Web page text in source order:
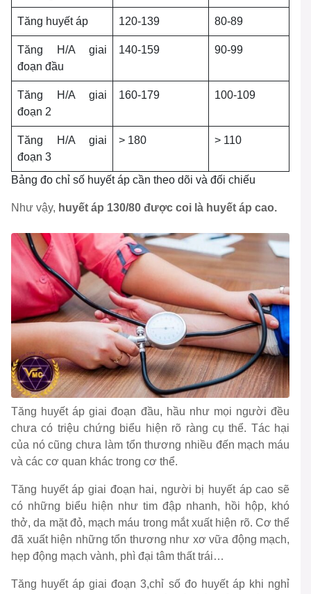
Tăng huyết áp 120-139 80-89
Tăng H/A giai
đoạn đầu
140-159 90-99
Tăng H/A giai
đoạn 2
160-179 100-109
Tăng H/A giai
đoạn 3
> 180 > 110
Bảng đo chỉ số huyết áp cần theo dõi và đối chiếu
Như vậy, huyết áp 130/80 được coi là huyết áp cao.
Tăng huyết áp giai đoạn đầu, hầu như mọi người đều
chưa có triệu chứng biểu hiện rõ ràng cụ thể. Tác hại
của nó cũng chưa làm tổn thương nhiều đến mạch máu
và các cơ quan khác trong cơ thể.
Tăng huyết áp giai đoạn hai, người bị huyết áp cao sẽ
có những biểu hiện như tim đập nhanh, hồi hộp, khó
thở, da mặt đỏ, mạch máu trong mắt xuất hiện rõ. Cơ thể
đã xuất hiện những tổn thương như xơ vữa động mạch,
hẹp động mạch vành, phì đại tâm thất trái…
Tăng huyết áp giai đoạn 3,chỉ số đo huyết áp khi nghỉ